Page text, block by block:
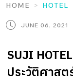
HOME HOTEL
JUNE 06, 2021
SUJI
ประวัติศาส